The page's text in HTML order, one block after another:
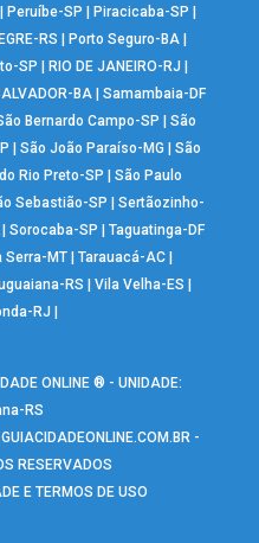
Peruíbe-SP Piracicaba-SP
RS Porto Seguro-BA
SP RIO DE JANEIRO-RJ
BA| Samambaia-DF
Bernardo Campo-SP |São
|São João Paraíso-MG |São
Rio Preto-SP |São Paulo
Sebastião-SP |Sertãozinho-
|Sorocaba-SP |Taguatinga-DF
Serra-MT| Tarauacá-AC|
RS |Vila Velha-ES
RJ
ONLINE ® - UNIDADE:
RS
-
RESERVADOS
E TERMOS DE USO